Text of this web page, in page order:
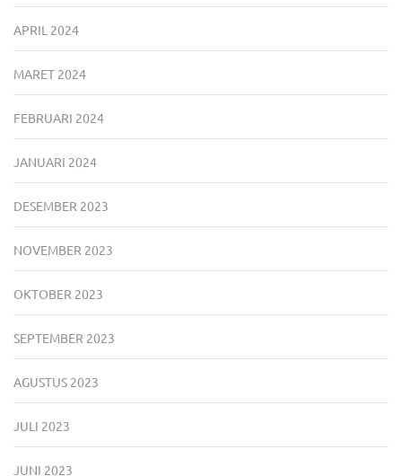
APRIL 2024
MARET 2024
FEBRUARI 2024
JANUARI 2024
DESEMBER 2023
NOVEMBER 2023
OKTOBER 2023
SEPTEMBER 2023
AGUSTUS 2023
JULI 2023
JUNI 2023